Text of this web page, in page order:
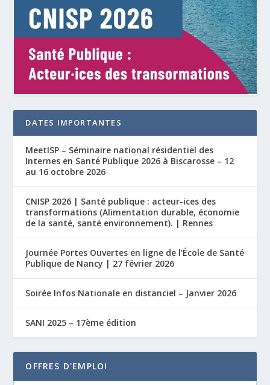
DATES IMPORTANTES
MeetISP – Séminaire national résidentiel des
Internes en Santé Publique 2026 à Biscarosse – 12
au 16 octobre 2026
CNISP 2026 | Santé publique : acteur-ices des
transformations (Alimentation durable, économie
de la santé, santé environnement). | Rennes
Journée Portes Ouvertes en ligne de l’École de Santé
Publique de Nancy | 27 février 2026
Soirée Infos Nationale en distanciel – Janvier 2026
SANI 2025 – 17ème édition
OFFRES D'EMPLOI